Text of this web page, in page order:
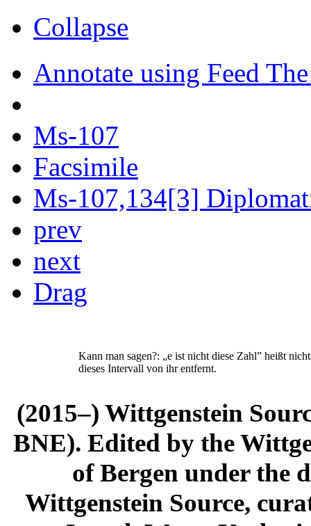
Collapse
Annotate using Feed
Ms-107
Facsimile
Ms-107,134[3]
prev
next
Drag
Kann man sagen?: „e ist nicht diese Zahl” heißt
dieses Intervall von ihr entfernt.
(2015–) Wittgenstein
BNE). Edited by the
of Bergen under the
Wittgenstein Source,